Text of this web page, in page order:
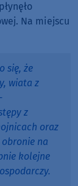
Na miejscu
się, że
wiata z
z
oraz
obronie na
kolejne